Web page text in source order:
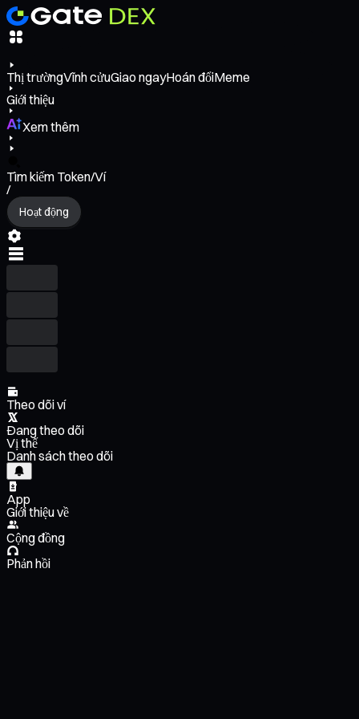
Thị trườngVĩnh cửuGiao ngayHoán đổiMeme
Giới thiệu
Xem thêm
Tìm kiếm Token/Ví
/
Hoạt động
Theo dõi ví
Đang theo dõi
Vị thế
Danh sách theo dõi
App
Giới thiệu về
Cộng đồng
Phản hồi